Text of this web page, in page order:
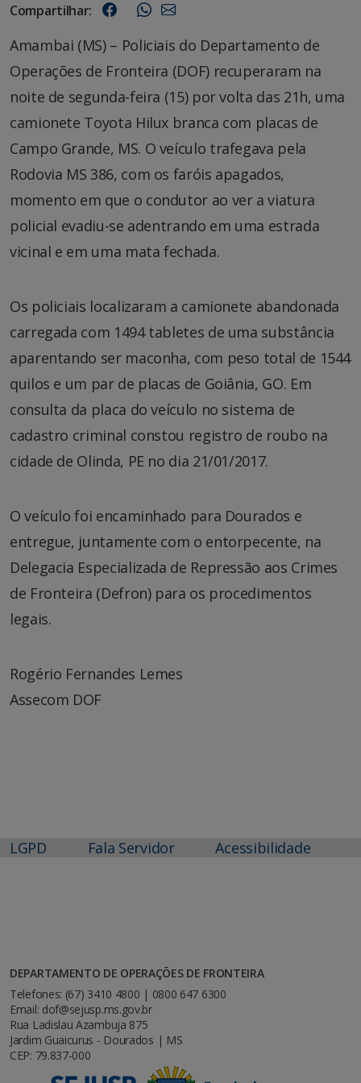
Compartilhar:
Amambai (MS) – Policiais do Departamento de
Operações de Fronteira (DOF) recuperaram na
noite de segunda-feira (15) por volta das 21h, uma
camionete Toyota Hilux branca com placas de
Campo Grande, MS. O veículo trafegava pela
Rodovia MS 386, com os faróis apagados,
momento em que o condutor ao ver a viatura
policial evadiu-se adentrando em uma estrada
vicinal e em uma mata fechada.
Os policiais localizaram a camionete abandonada
carregada com 1494 tabletes de uma substância
aparentando ser maconha, com peso total de 1544
quilos e um par de placas de Goiânia, GO. Em
consulta da placa do veículo no sistema de
cadastro criminal constou registro de roubo na
cidade de Olinda, PE no dia 21/01/2017.
O veículo foi encaminhado para Dourados e
entregue, juntamente com o entorpecente, na
Delegacia Especializada de Repressão aos Crimes
de Fronteira (Defron) para os procedimentos
legais.
Rogério Fernandes Lemes
Assecom DOF
LGPD Fala Servidor Acessibilidade
DEPARTAMENTO DE OPERAÇÕES DE FRONTEIRA
Telefones: (67) 3410 4800 | 0800 647 6300
Email: dof@sejusp.ms.gov.br
Rua Ladislau Azambuja 875
Jardim Guaicurus - Dourados | MS
CEP: 79.837-000